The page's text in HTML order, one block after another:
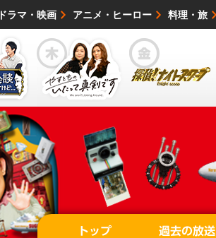
ドラマ・映画 アニメ・ヒーロー 料理・旅
イベント 会社情報
トップ 過去の放送